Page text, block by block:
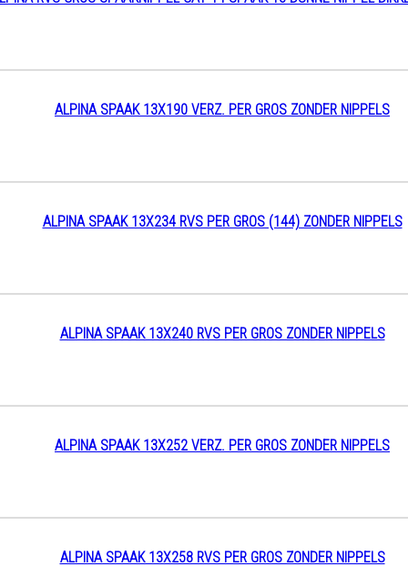
ALPINA SPAAK 13X190 VERZ. PER GROS ZONDER NIPPELS
ALPINA SPAAK 13X234 RVS PER GROS (144) ZONDER NIPPELS
ALPINA SPAAK 13X240 RVS PER GROS ZONDER NIPPELS
ALPINA SPAAK 13X252 VERZ. PER GROS ZONDER NIPPELS
ALPINA SPAAK 13X258 RVS PER GROS ZONDER NIPPELS